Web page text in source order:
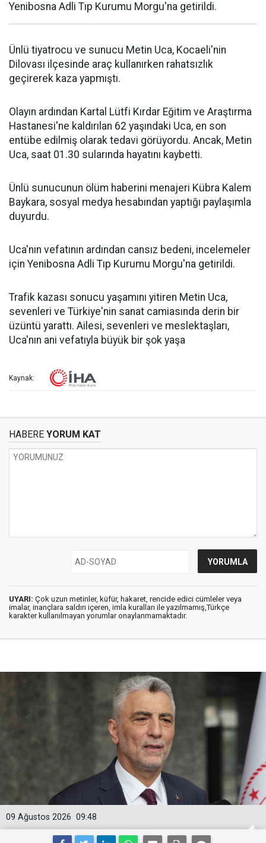
Yenibosna Adli Tıp Kurumu Morgu'na getirildi.
Ünlü tiyatrocu ve sunucu Metin Uca, Kocaeli'nin
Dilovası ilçesinde araç kullanırken rahatsızlık
geçirerek kaza yapmıştı.
Olayın ardından Kartal Lütfi Kırdar Eğitim ve Araştırma
Hastanesi'ne kaldırılan 62 yaşındaki Uca, en son
entübe edilmiş olarak tedavi görüyordu. Ancak, Metin
Uca, saat 01.30 sularında hayatını kaybetti.
Ünlü sunucunun ölüm haberini menajeri Kübra Kalem
Baykara, sosyal medya hesabından yaptığı paylaşımla
duyurdu.
Uca'nın vefatının ardından cansız bedeni, incelemeler
için Yenibosna Adli Tıp Kurumu Morgu'na getirildi.
Trafik kazası sonucu yaşamını yitiren Metin Uca,
sevenleri ve Türkiye'nin sanat camiasında derin bir
üzüntü yarattı. Ailesi, sevenleri ve meslektaşları,
Uca'nın ani vefatıyla büyük bir şok yaşa
Kaynak:
HABERE YORUM KAT
UYARI: Çok uzun metinler, küfür, hakaret, rencide edici cümleler veya
imalar, inançlara saldırı içeren, imla kuralları ile yazılmamış,Türkçe
karakter kullanılmayan yorumlar onaylanmamaktadır.
09:48
09 Ağustos 2026